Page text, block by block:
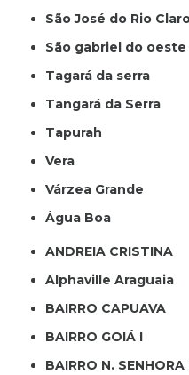
São José do Rio
São gabriel do oeste
Tagará da serra
Tangará da Serra
Tapurah
Vera
Várzea Grande
Água Boa
ANDREIA CRISTINA
Alphaville Araguaia
BAIRRO CAPUAVA
BAIRRO GOIÁ I
BAIRRO N.